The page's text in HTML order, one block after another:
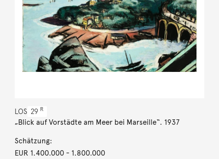
LOS 29 R
„Blick auf Vorstädte am Meer bei Marseille“. 1937
Schätzung:
EUR 1.400.000- 1.800.000